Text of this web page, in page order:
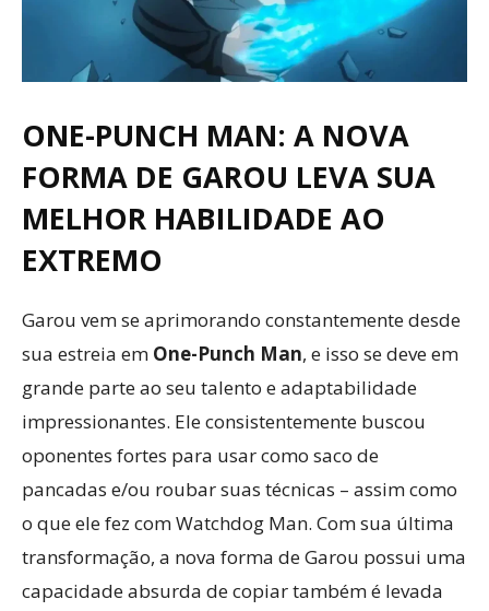
ONE-PUNCH MAN: A NOVA
FORMA DE GAROU LEVA SUA
MELHOR HABILIDADE AO
EXTREMO
Garou vem se aprimorando constantemente desde
sua estreia em One-Punch Man, e isso se deve em
grande parte ao seu talento e adaptabilidade
impressionantes. Ele consistentemente buscou
oponentes fortes para usar como saco de
pancadas e/ou roubar suas técnicas – assim como
o que ele fez com Watchdog Man. Com sua última
transformação, a nova forma de Garou possui uma
capacidade absurda de copiar também é levada